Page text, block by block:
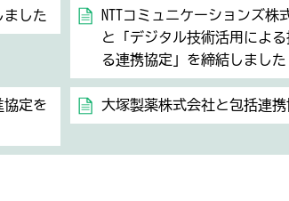
ました
NTTコミュニケーションズ株
と「デジタル技術活用によ
る連携協定」を締結しました
協定を
大塚製薬株式会社と包括連